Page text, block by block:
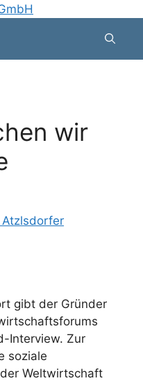
wir
gibt der Gründer
Interview. Zur
soziale
Weltwirtschaft